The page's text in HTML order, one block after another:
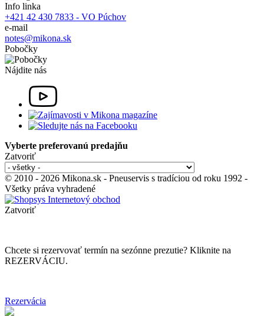
Info linka
+421 42 430 7833 - VO Púchov
e-mail
notes@mikona.sk
Pobočky
Nájdite nás
Vyberte preferovanú predajňu
Zatvoriť
© 2010 - 2026 Mikona.sk - Pneuservis s tradíciou od roku 1992 -
Všetky práva vyhradené
Zatvoriť
Chcete si rezervovať termín na sezónne prezutie? Kliknite na
REZERVÁCIU.
Rezervácia